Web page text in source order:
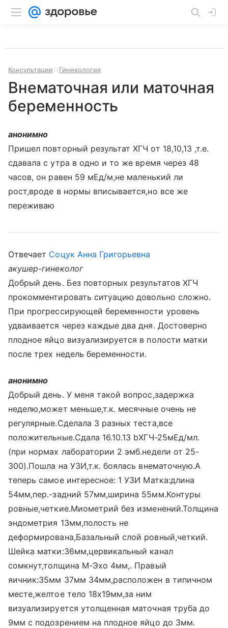
Консультации Гинекология
Внематочная или маточная
беременность
анонимно
Пришел повторный результат ХГЧ от 18,10,13 ,т.е.
сдавала с утра в одно и то же время через 48
часов, он равен 59 мЕд/м,не маленький ли
рост,вроде в нормы вписывается,но все же
переживаю
Отвечает Соцук Анна Григорьевна
акушер-гинеколог
Добрый день. Без повторных результатов ХГЧ
прокомментировать ситуацию довольно сложно.
При прогрессирующей беременности уровень
удваивается через каждые два дня. Достоверно
плодное яйцо визуализируется в полости матки
после трех недель беременности.
анонимно
Добрый день. У меня такой вопрос,задержка
неделю,может меньше,т.к. месячные очень не
регулярные.Сделала 3 разных теста,все
положительные.Сдала 16.10.13 bХГЧ-25мЕд/мл.
(при нормах лаборатории 2 эмб.недели от 25-
300).Пошла на УЗИ,т.к. боялась внематочную.А
теперь самое интересное: 1 УЗИ Матка:длина
54мм,пер.-задний 57мм,ширина 55мм.Контуры
ровные,четкие.Миометрий без изменений.Толщина
эндометрия 13мм,полость не
деформирована,Базальный слой ровный,четкий.
Шейка матки:36мм,цервикальный канал
сомкнут,толщина М-Эхо 4мм,. Правый
яичник:35мм 37мм 34мм,расположен в типичном
месте,желтое тело 18x19мм,за ним
визуализируется утолщенная маточная труба до
9мм с подозрением на плодное яйцо до 3мм.